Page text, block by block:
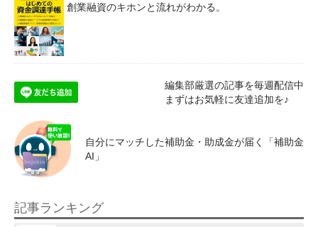
創業融資のキホンと流れがわかる。
編集部厳選の記事を毎週配信中
まずはお気軽に友達追加を♪
自分にマッチした補助金・助成金が届く「補助金
AI」
記事ランキング